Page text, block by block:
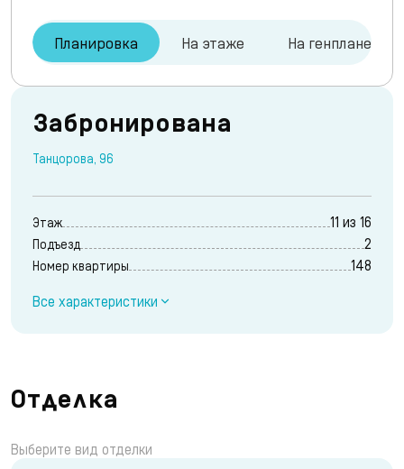
Планировка На этаже На генплане
Забронирована
Танцорова, 96
Этаж 11 из 16
Подъезд 2
Номер квартиры 148
Все характеристики
Отделка
Выберите вид отделки